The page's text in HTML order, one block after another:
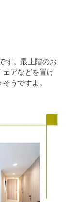
す。最上階のお
ェアなどを置け
うですよ。